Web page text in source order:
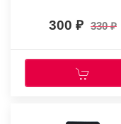
300 330